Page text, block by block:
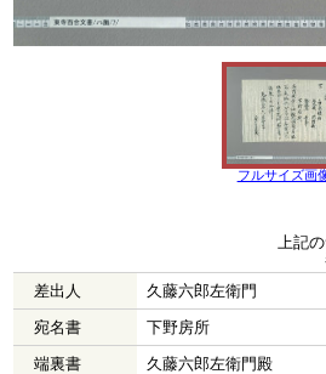
フルサイズ画
上記
差出人
久藤六郎左衛門
宛名書
下野房所
端裏書
久藤六郎左衛門殿